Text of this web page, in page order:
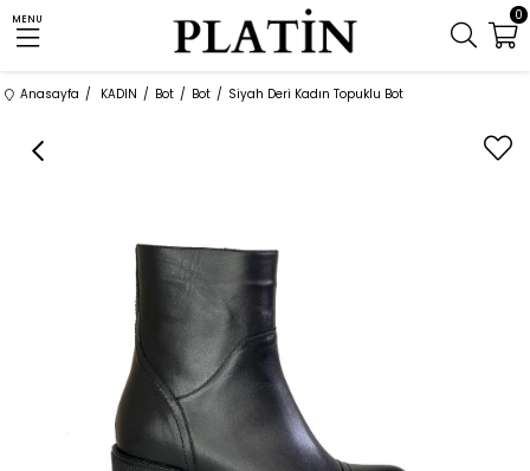
MENU 0
Anasayfa KADIN Bot Bot Siyah Deri Kadın Topuklu Bot